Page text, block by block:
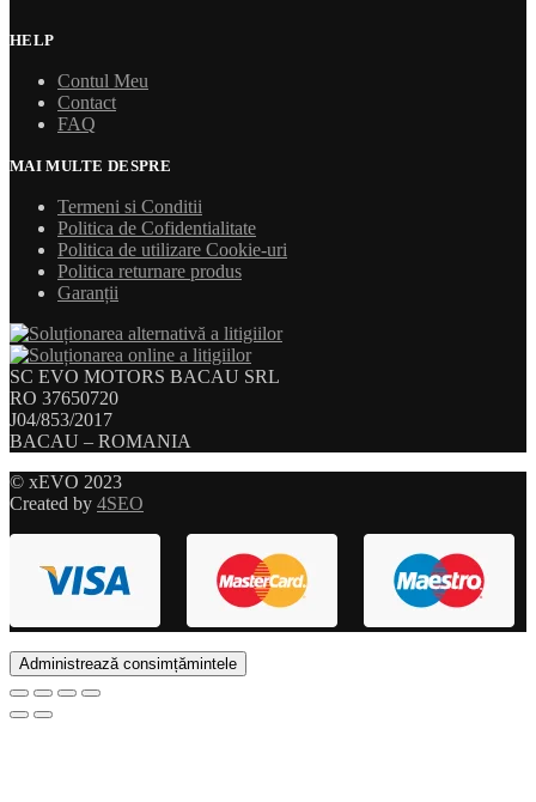
HELP
Contul Meu
Contact
FAQ
MAI MULTE DESPRE
Termeni si Conditii
Politica de Cofidentialitate
Politica de utilizare Cookie-uri
Politica returnare produs
Garanții
SC EVO MOTORS BACAU SRL
RO 37650720
J04/853/2017
BACAU – ROMANIA
© xEVO 2023
Created by 4SEO
Administrează consimțămintele